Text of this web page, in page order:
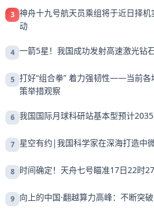
3 神舟十九号航天员乘组将于近日择
动
4 一箭5星！我国成功发射高速激光钻
5 打好“组合拳” 着力强韧性——当前各
策举措观察
6 我国国际月球科研站基本型预计
7 星空有约|我国科学家在深海打造中
8 时间确定！天舟七号瞄准17日22时
9 向上的中国·翻越算力高峰：不断突